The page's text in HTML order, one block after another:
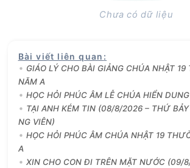
Chưa có dữ liệu
Bài viết liên quan :
GIÁO LÝ CHO BÀI GIẢNG CHÚA NHẬT 19
NĂM A
HỌC HỎI PHÚC ÂM LỄ CHÚA HIỂN
TẠI ANH KÉM TIN (08/8/2026 – THỨ
NG VIÊN)
HỌC HỎI PHÚC ÂM CHÚA NHẬT 19
A
XIN CHO CON ĐI TRÊN MẶT NƯỚC (09/